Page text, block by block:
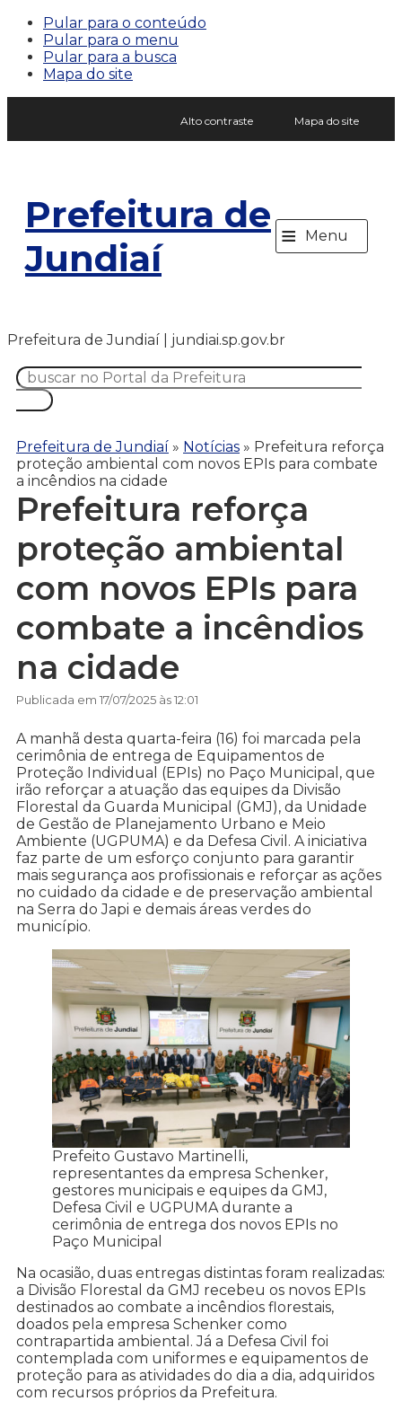
Pular para o conteúdo
Pular para o menu
Pular para a busca
Mapa do site
Alto contraste Mapa do site
Prefeitura de
Jundiaí
≡ Menu
Prefeitura de Jundiaí | jundiai.sp.gov.br
Prefeitura de Jundiaí » Notícias » Prefeitura reforça
proteção ambiental com novos EPIs para combate
a incêndios na cidade
Prefeitura reforça
proteção ambiental
com novos EPIs para
combate a incêndios
na cidade
Publicada em 17/07/2025 às 12:01
A manhã desta quarta-feira (16) foi marcada pela
cerimônia de entrega de Equipamentos de
Proteção Individual (EPIs) no Paço Municipal, que
irão reforçar a atuação das equipes da Divisão
Florestal da Guarda Municipal (GMJ), da Unidade
de Gestão de Planejamento Urbano e Meio
Ambiente (UGPUMA) e da Defesa Civil. A iniciativa
faz parte de um esforço conjunto para garantir
mais segurança aos profissionais e reforçar as ações
no cuidado da cidade e de preservação ambiental
na Serra do Japi e demais áreas verdes do
município.
Prefeito Gustavo Martinelli,
representantes da empresa Schenker,
gestores municipais e equipes da GMJ,
Defesa Civil e UGPUMA durante a
cerimônia de entrega dos novos EPIs no
Paço Municipal
Na ocasião, duas entregas distintas foram realizadas:
a Divisão Florestal da GMJ recebeu os novos EPIs
destinados ao combate a incêndios florestais,
doados pela empresa Schenker como
contrapartida ambiental. Já a Defesa Civil foi
contemplada com uniformes e equipamentos de
proteção para as atividades do dia a dia, adquiridos
com recursos próprios da Prefeitura.